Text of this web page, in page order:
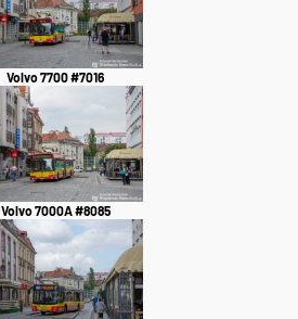
Volvo 7700 #7016
Volvo 7000A #8085